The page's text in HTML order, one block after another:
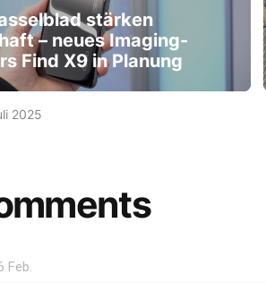
stärken
– neues Imaging-
Find X9 in Planung
2025
Feb.